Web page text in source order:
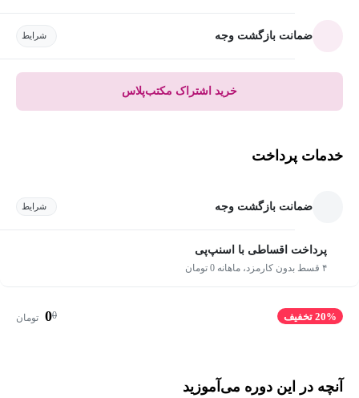
ضمانت بازگشت وجه شرایط
خرید اشتراک مکتب‌پلاس
خدمات پرداخت
ضمانت بازگشت وجه شرایط
پرداخت اقساطی با اسنپ‌پی
۴ قسط بدون کارمزد، ماهانه 0 تومان
20% تخفیف 0
0 تومان
آنچه در این دوره می‌آموزید